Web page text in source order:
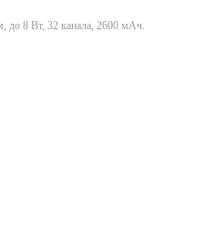
до 8 Вт, 32 канала, 2600 мАч.